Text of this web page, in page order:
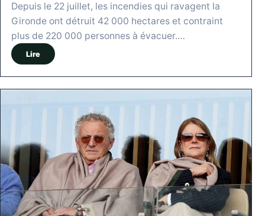
Depuis le 22 juillet, les incendies qui ravagent la
Gironde ont détruit 42 000 hectares et contraint
plus de 220 000 personnes à évacuer.…
Lire